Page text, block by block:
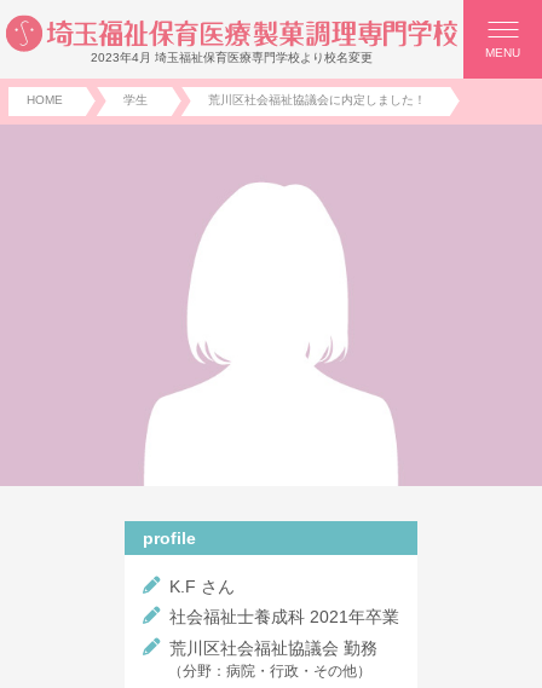
2023年4月 埼玉福祉保育医療専門学校より校名変更 MENU
HOME 学生 荒川区社会福祉協議会に内定しました！
profile
K.F さん
社会福祉士養成科 2021年卒業
荒川区社会福祉協議会 勤務
（分野：病院・行政・その他）